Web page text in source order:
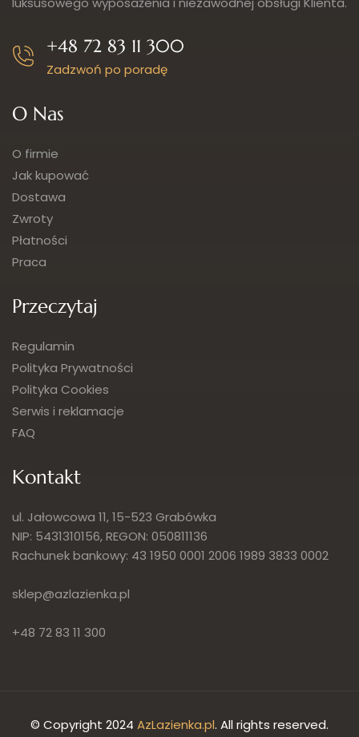
+48 72 83 11 300
Zadzwoń po poradę
O Nas
O firmie
Jak kupować
Dostawa
Zwroty
Płatności
Praca
Przeczytaj
Regulamin
Polityka Prywatności
Polityka Cookies
Serwis i reklamacje
FAQ
Kontakt
ul. Jałowcowa 11, 15-523 Grabówka
NIP: 5431310156, REGON: 050811136
Rachunek bankowy: 43 1950 0001 2006 1989 3833 0002
sklep@azlazienka.pl
+48 72 83 11 300
© Copyright 2024 AzLazienka.pl. All rights reserved.